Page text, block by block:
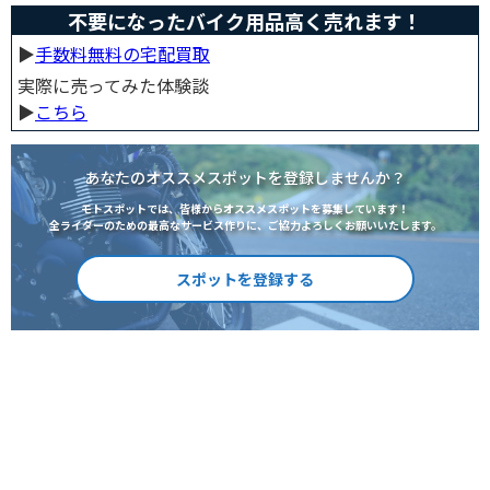
不要になったバイク用品高く売れます！
▶︎手数料無料の宅配買取
実際に売ってみた体験談
▶︎こちら
あなたのオススメスポットを登録しませんか？
モトスポットでは、皆様からオススメスポットを募集しています！
全ライダーのための最高なサービス作りに、ご協力よろしくお願いいたします。
スポットを登録する